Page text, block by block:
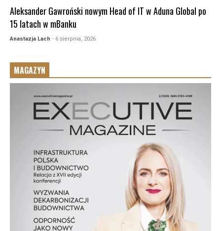
Aleksander Gawroński nowym Head of IT w Aduna Global po
15 latach w mBanku
Anastazja Lach - 6 sierpnia, 2026
MAGAZYN